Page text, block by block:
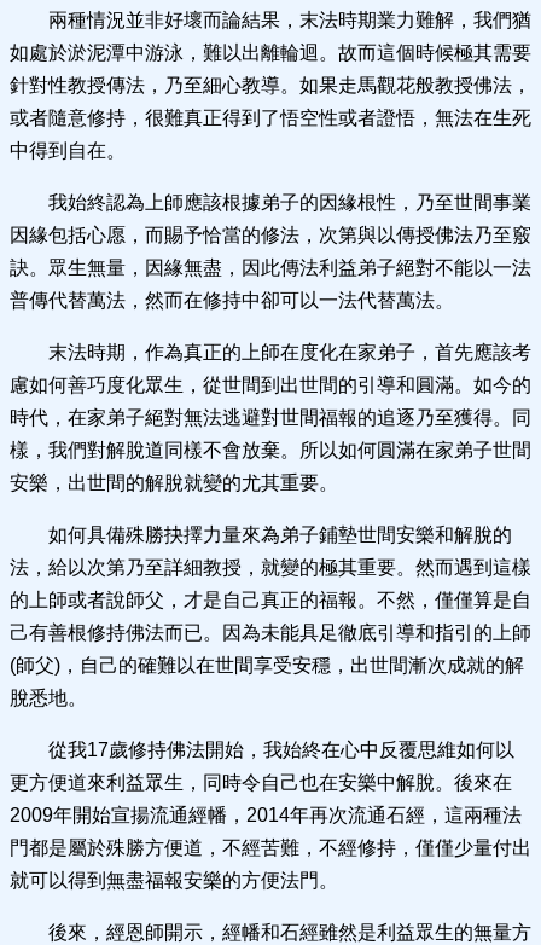
兩種情況並非好壞而論結果，末法時期業力難解，我們猶
如處於淤泥潭中游泳，難以出離輪迴。故而這個時候極其需要
針對性教授傳法，乃至細心教導。如果走馬觀花般教授佛法，
或者隨意修持，很難真正得到了悟空性或者證悟，無法在生死
中得到自在。
我始終認為上師應該根據弟子的因緣根性，乃至世間事業
因緣包括心愿，而賜予恰當的修法，次第與以傳授佛法乃至竅
訣。眾生無量，因緣無盡，因此傳法利益弟子絕對不能以一法
普傳代替萬法，然而在修持中卻可以一法代替萬法。
末法時期，作為真正的上師在度化在家弟子，首先應該考
慮如何善巧度化眾生，從世間到出世間的引導和圓滿。如今的
時代，在家弟子絕對無法逃避對世間福報的追逐乃至獲得。同
樣，我們對解脫道同樣不會放棄。所以如何圓滿在家弟子世間
安樂，出世間的解脫就變的尤其重要。
如何具備殊勝抉擇力量來為弟子鋪墊世間安樂和解脫的
法，給以次第乃至詳細教授，就變的極其重要。然而遇到這樣
的上師或者說師父，才是自己真正的福報。不然，僅僅算是自
己有善根修持佛法而已。因為未能具足徹底引導和指引的上師
(師父)，自己的確難以在世間享受安穩，出世間漸次成就的解
脫悉地。
從我17歲修持佛法開始，我始終在心中反覆思維如何以
更方便道來利益眾生，同時令自己也在安樂中解脫。後來在
2009年開始宣揚流通經幡，2014年再次流通石經，這兩種法
門都是屬於殊勝方便道，不經苦難，不經修持，僅僅少量付出
就可以得到無盡福報安樂的方便法門。
後來，經恩師開示，經幡和石經雖然是利益眾生的無量方